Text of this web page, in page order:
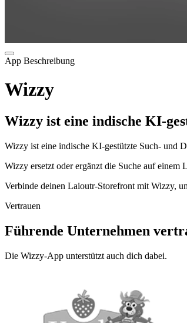
App Beschreibung
Wizzy
Wizzy ist eine indische KI-
Wizzy ist eine indische KI-gestützte Such- und
Wizzy ersetzt oder ergänzt die Suche auf
Verbinde deinen Laioutr-Storefront mit Wizzy,
Vertrauen
Führende Unternehmen
Die Wizzy-App unterstützt auch dich dabei.